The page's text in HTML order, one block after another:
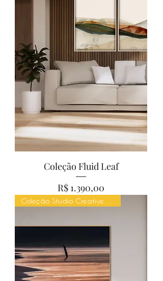
Coleção Fluid Leaf
Preço
R$ 1.390,00